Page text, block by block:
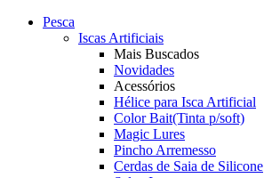
Pesca
Iscas Artificiais
Mais Buscados
Novidades
Acessórios
Hélice para Isca Artificial
Color Bait(Tinta p/soft)
Magic Lures
Pincho Arremesso
Cerdas de Saia de Silicone